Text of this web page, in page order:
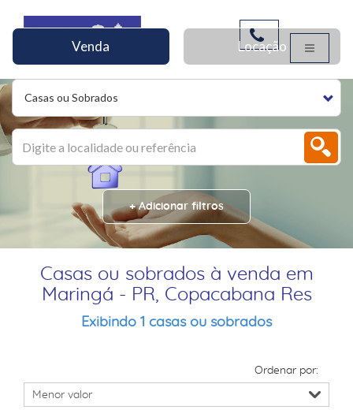
Casas ou Sobrados
Venda Locação
+ Adicionar filtros
Casas ou sobrados à venda em
Maringá - PR, Copacabana Res
Exibindo 1 casas ou sobrados
Ordenar por: